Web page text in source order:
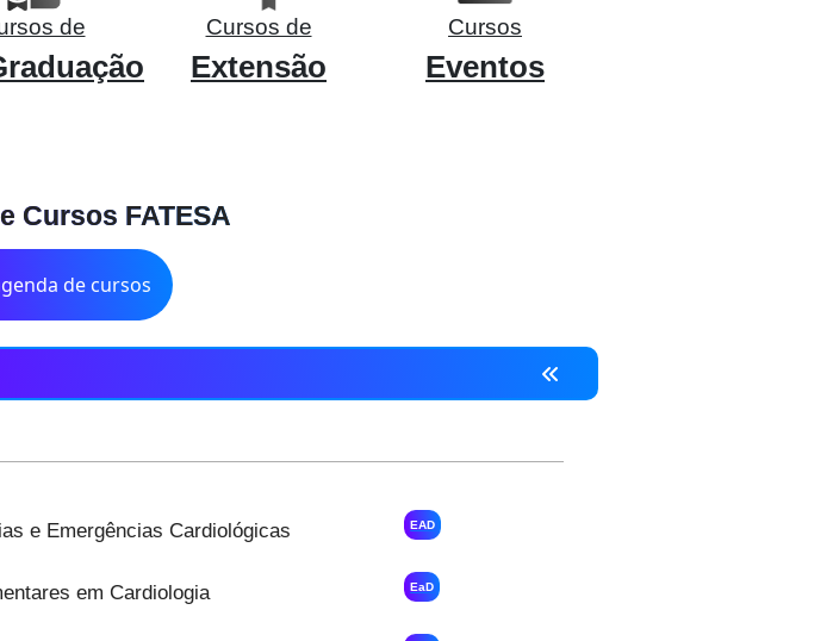
de Cursos de
Extensão
Cursos
Eventos
Cursos FATESA
de cursos
e Emergências Cardiológicas EAD
em Cardiologia EaD